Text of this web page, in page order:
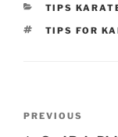
CATEGORIES
TIPS
TAGS
TIPS FOR
Previous
PREVIOUS